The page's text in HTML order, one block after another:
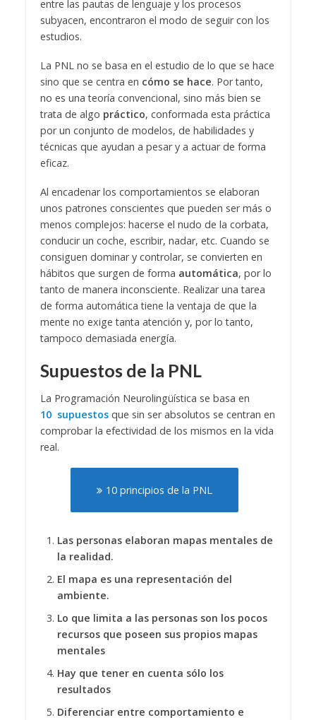
entre las pautas de lenguaje y los procesos
subyacen, encontraron el modo de seguir con los
estudios.
La PNL no se basa en el estudio de lo que se hace
sino que se centra en cómo se hace. Por tanto,
no es una teoría convencional, sino más bien se
trata de algo práctico, conformada esta práctica
por un conjunto de modelos, de habilidades y
técnicas que ayudan a pesar y a actuar de forma
eficaz.
Al encadenar los comportamientos se elaboran
unos patrones conscientes que pueden ser más o
menos complejos: hacerse el nudo de la corbata,
conducir un coche, escribir, nadar, etc. Cuando se
consiguen dominar y controlar, se convierten en
hábitos que surgen de forma automática, por lo
tanto de manera inconsciente. Realizar una tarea
de forma automática tiene la ventaja de que la
mente no exige tanta atención y, por lo tanto,
tampoco demasiada energía.
Supuestos de la PNL
La Programación Neurolingüística se basa en
10 supuestosque sin ser absolutos se centran en
comprobar la efectividad de los mismos en la vida
real.
10 principios de la PNL
Las personas elaboran mapas mentales de
la realidad.
El mapa es una representación del
ambiente.
Lo que limita a las personas son los pocos
recursos que poseen sus propios mapas
mentales
Hay que tener en cuenta sólo los
resultados
Diferenciar entre comportamiento e